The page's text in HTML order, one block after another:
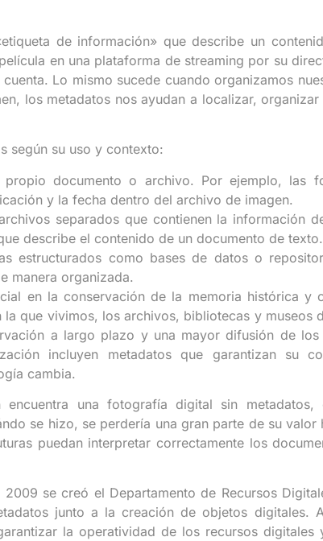
de información» que describe un
en una plataforma de streaming por su
Lo mismo sucede cuando organizamos
los metadatos nos ayudan a localizar, organizar
según su uso y contexto:
propio documento o archivo. Por ejemplo, las
y la fecha dentro del archivo de imagen.
separados que contienen la información
describe el contenido de un documento de texto.
estructurados como bases de datos o
manera organizada.
en la conservación de la memoria histórica y
que vivimos, los archivos, bibliotecas y museos
a largo plazo y una mayor difusión de los
incluyen metadatos que garantizan su
cambia.
una fotografía digital sin metadatos,
se hizo, se perdería una gran parte de su valor
puedan interpretar correctamente los
se creó el Departamento de Recursos
junto a la creación de objetos digitales.
la operatividad de los recursos digitales